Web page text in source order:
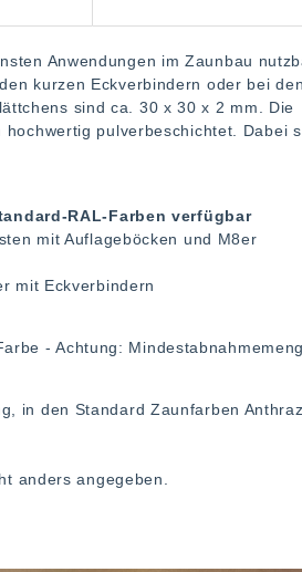
Anwendungen im Zaunbau
kurzen Eckverbindern oder bei den
sind ca. 30 x 30 x 2 mm. Die
pulverbeschichtet. Dabei
RAL-Farben verfügbar
mit Auflageböcken und M8er
mit Eckverbindern
- Achtung:
in den Standard Zaunfarben
anders angegeben.